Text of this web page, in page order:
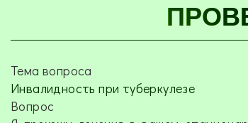
Тема вопроса
Инвалидность при туберкулезе
Вопрос